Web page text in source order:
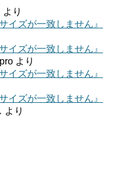
より
イズが一致しません』
イズが一致しません』
より
イズが一致しません』
イズが一致しません』
より